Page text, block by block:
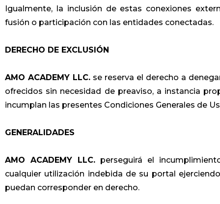
Igualmente, la inclusión de estas conexiones
fusión o participación con las entidades conectadas.
DERECHO DE EXCLUSIÓN
AMO ACADEMY LLC.se reserva el derecho a
ofrecidos sin necesidad de preaviso, a instancia
incumplan las presentes Condiciones Generales de
GENERALIDADES
AMO ACADEMY LLC. perseguirá el
cualquier utilización indebida de su portal
puedan corresponder en derecho.